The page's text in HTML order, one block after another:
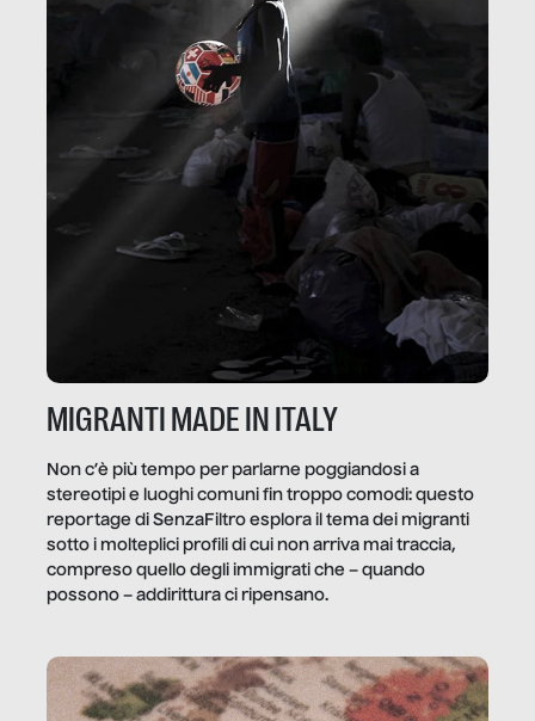
MIGRANTI MADE IN ITALY
Non c’è più tempo per parlarne poggiandosi a
stereotipi e luoghi comuni fin troppo comodi: questo
reportage di SenzaFiltro esplora il tema dei migranti
sotto i molteplici profili di cui non arriva mai traccia,
compreso quello degli immigrati che – quando
possono – addirittura ci ripensano.